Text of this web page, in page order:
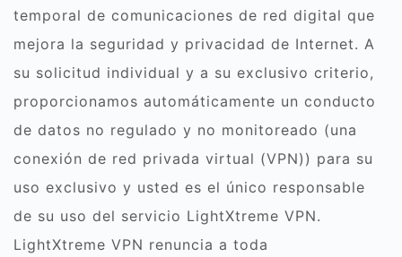
temporal de comunicaciones de red digital que
mejora la seguridad y privacidad de Internet. A
su solicitud individual y a su exclusivo criterio,
proporcionamos automáticamente un conducto
de datos no regulado y no monitoreado (una
conexión de red privada virtual (VPN)) para su
uso exclusivo y usted es el único responsable
de su uso del servicio LightXtreme VPN.
LightXtreme VPN renuncia a toda